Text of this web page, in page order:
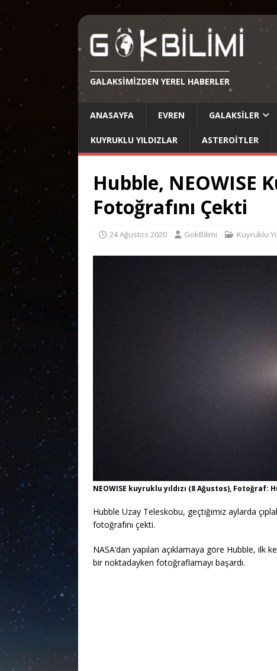
GALAKSIMIZDEN YEREL HABERLER
ANASAYFA EVREN GALAKSILER
KUYRUKLU YILDIZLAR ASTEROITLER
Hubble, NEOWISE
Fotoğrafını Çekti
24 Ağustos 2020 GokBilimi Kuyruklu
NEOWISE kuyruklu yıldızı (8 Ağustos), Fotoğraf:
Hubble Uzay Teleskobu, geçtiğimiz aylarda
fotoğrafını çekti.
NASA’dan yapılan açıklamaya göre Hubble, ilk
bir noktadayken fotoğraflamayı başardı.